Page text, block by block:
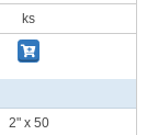
ks
2" x 50